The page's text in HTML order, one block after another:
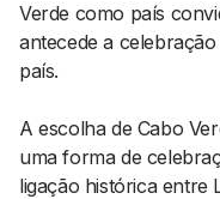
+351 912 127 577
Verde como país
antecede a
país.
A escolha de Cabo
uma forma de
ligação histórica entre